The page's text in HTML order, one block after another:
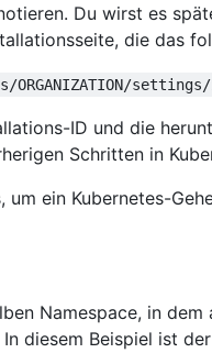
Du wirst es
die das
ORGANIZATION/
ID und die
Schritten in
um ein Kubernetes-
Namespace, in dem
diesem Beispiel ist